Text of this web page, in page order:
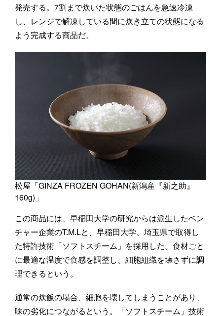
発売する。7割まで炊いた状態のごはんを急速冷凍
し、レンジで解凍している間に炊き立ての状態になる
よう完成する商品だ。
松屋「GINZA FROZEN GOHAN(新潟産『新之助』
160g)」
この商品には、早稲田大学の研究からは派生したベン
チャー企業のT.M.Lと、早稲田大学、埼玉県で取得し
た特許技術「ソフトスチーム」を採用した。食材ごと
に最適な温度で食感を調整し、細胞組織を壊さずに調
理できるという。
通常の炊飯の場合、細胞を壊してしまうことがあり、
味の劣化につながるという。「ソフトスチーム」技術